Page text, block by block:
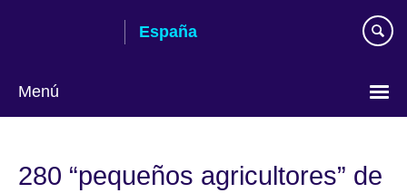
España
Menú
280 “pequeños agricultores” de